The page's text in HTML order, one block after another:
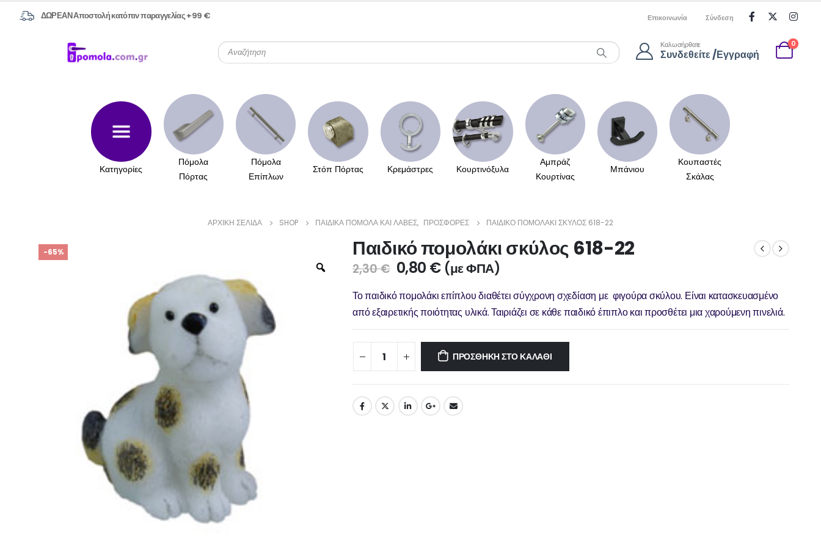
ΔΩΡΕΑΝ Αποστολή κατόπιν παραγγελίας +99 € Επικοινωνία Σύνδεση
Καλωσήρθατε
Συνδεθείτε /Εγγραφή
0
Κατηγορίες
Πόμολα
Πόρτας
Πόμολα
Επίπλων
Στόπ Πόρτας Κρεμάστρες Κουρτινόξυλα
Αμπράζ
Κουρτίνας
Μπάνιου
Κουπαστές
Σκάλας
ΑΡΧΙΚΉ ΣΕΛΊΔΑ SHOP ΠΑΙΔΙΚΆ ΠΟΜΟΛΑ ΚΑΙ ΛΑΒΈΣ, ΠΡΟΣΦΟΡΈΣ ΠΑΙΔΙΚΌ ΠΟΜΟΛΆΚΙ ΣΚΎΛΟΣ 618-22
-65% Παιδικό πομολάκι σκύλος 618-22
2,30€ 0,80 € (με ΦΠΑ)
Το παιδικό πομολάκι επίπλου διαθέτει σύγχρονη σχεδίαση με φιγούρα σκύλου. Είναι κατασκευασμένο
από εξαιρετικής ποιότητας υλικά. Ταιριάζει σε κάθε παιδικό έπιπλο και προσθέτει μια χαρούμενη πινελιά.
ΠΡΟΣΘΉΚΗ ΣΤΟ ΚΑΛΆΘΙ